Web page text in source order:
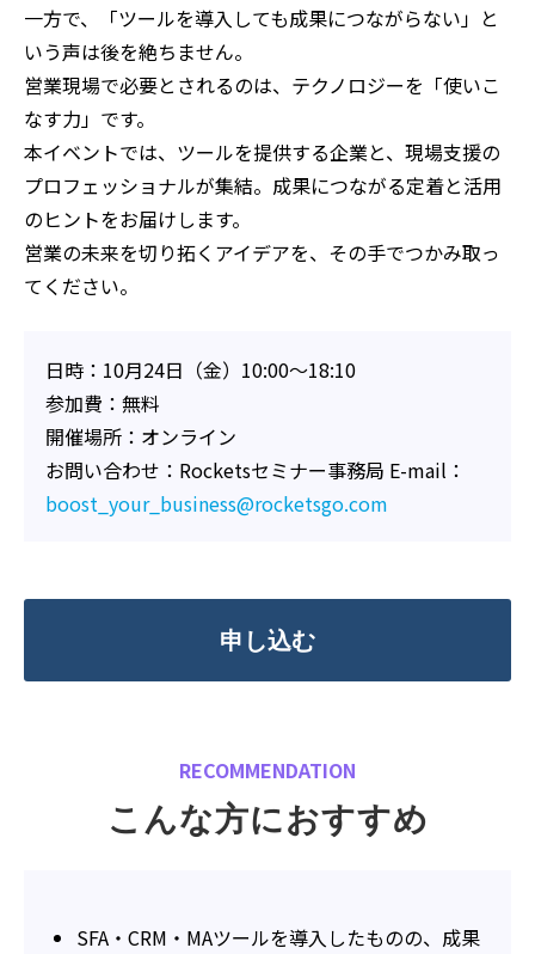
一方で、「ツールを導入しても成果につながらない」と
いう声は後を絶ちません。
営業現場で必要とされるのは、テクノロジーを「使いこ
なす力」です。
本イベントでは、ツールを提供する企業と、現場支援の
プロフェッショナルが集結。成果につながる定着と活用
のヒントをお届けします。
営業の未来を切り拓くアイデアを、その手でつかみ取っ
てください。
日時：10月24日（金）10:00～18:10
参加費：無料
開催場所：オンライン
お問い合わせ：Rocketsセミナー事務局 E-mail：
boost_your_business@rocketsgo.com
申し込む
RECOMMENDATION
こんな方におすすめ
SFA・CRM・MAツールを導入したものの、成果